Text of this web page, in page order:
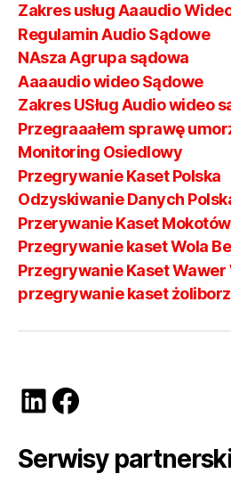
Zakres usług Aaaudio
Regulamin Audio Sądowe
NAsza Agrupa sądowa
Aaaaudio wideo Sądowe
Zakres USług Audio wideo
Przegraaałem sprawę
Monitoring Osiedlowy
Przegrywanie Kaset Polska
Odzyskiwanie Danych
Przerywanie Kaset Mokotów
Przegrywanie kaset Wola
Przegrywanie Kaset Wawer
przegrywanie kaset
LinkedIn
Facebook
Serwisy